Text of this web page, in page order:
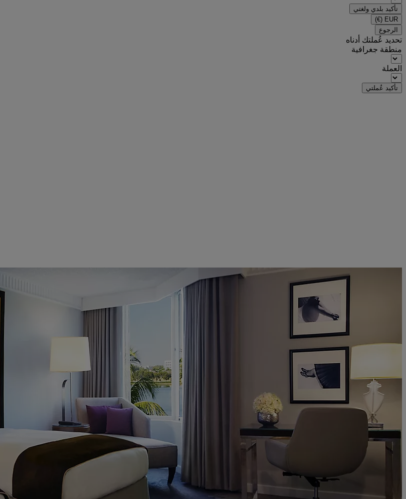
تأكيد بلدي ولغتي
EUR
(€)
الرجوع
تحديد عُملتك أدناه
منطقة جغرافية
العملة
تأكيد عُملتي